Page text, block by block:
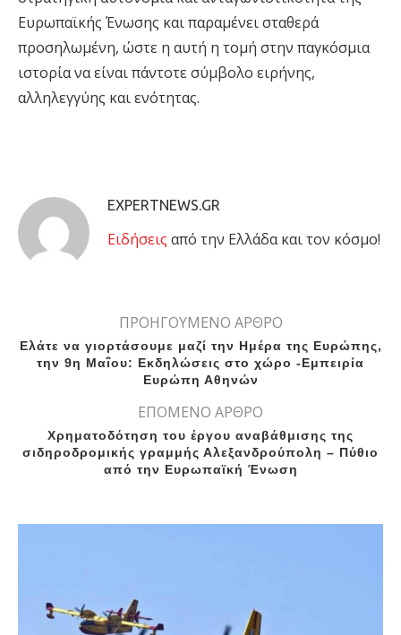
Ευρωπαϊκής Ένωσης και παραμένει σταθερά
προσηλωμένη, ώστε η αυτή η τομή στην παγκόσμια
ιστορία να είναι πάντοτε σύμβολο ειρήνης,
αλληλεγγύης και ενότητας.
EXPERTNEWS.GR
Eιδήσεις από την Ελλάδα και τον κόσμο!
ΠΡΟΗΓΟΥΜΕΝΟ ΑΡΘΡΟ
Ελάτε να γιορτάσουμε μαζί την Ημέρα της Ευρώπης,
την 9η Μαΐου: Εκδηλώσεις στο χώρο -Εμπειρία
Ευρώπη Αθηνών
ΕΠΟΜΕΝΟ ΑΡΘΡΟ
Χρηματοδότηση του έργου αναβάθμισης της
σιδηροδρομικής γραμμής Αλεξανδρούπολη – Πύθιο
από την Ευρωπαϊκή Ένωση